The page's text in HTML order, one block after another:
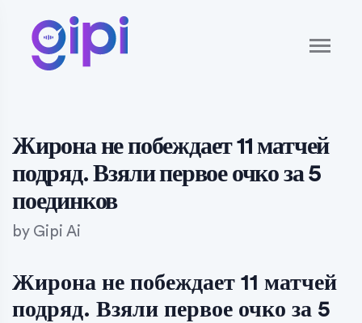
Жирона не побеждает 11 матчей
подряд. Взяли первое очко за 5
поединков
by Gipi Ai
Жирона не побеждает 11 матчей
подряд. Взяли первое очко за 5